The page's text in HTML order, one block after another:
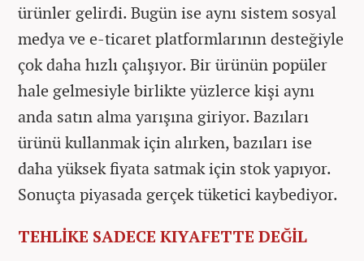
ürünler gelirdi. Bugün ise aynı sistem sosyal
medya ve e-ticaret platformlarının desteğiyle
çok daha hızlı çalışıyor. Bir ürünün popüler
hale gelmesiyle birlikte yüzlerce kişi aynı
anda satın alma yarışına giriyor. Bazıları
ürünü kullanmak için alırken, bazıları ise
daha yüksek fiyata satmak için stok yapıyor.
Sonuçta piyasada gerçek tüketici kaybediyor.
TEHLİKE SADECE KIYAFETTE DEĞİL